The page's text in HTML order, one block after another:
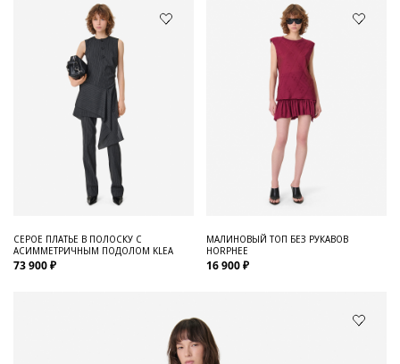
СЕРОЕ ПЛАТЬЕ В ПОЛОСКУ С
АСИММЕТРИЧНЫМ ПОДОЛОМ KLEA
73 900 ₽
МАЛИНОВЫЙ ТОП БЕЗ РУКАВОВ
HORPHEE
16 900 ₽